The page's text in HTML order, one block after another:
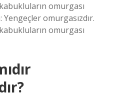
omurgası
omurgasızdır.
omurgası